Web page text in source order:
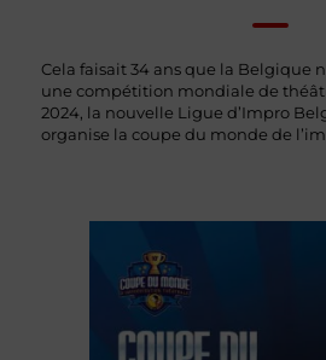
Cela faisait 34 ans que la Belgique
une compétition mondiale de
2024, la nouvelle Ligue d’Impro
organise la coupe du monde de